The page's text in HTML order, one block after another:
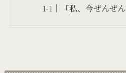
「私、今ぜんぜ